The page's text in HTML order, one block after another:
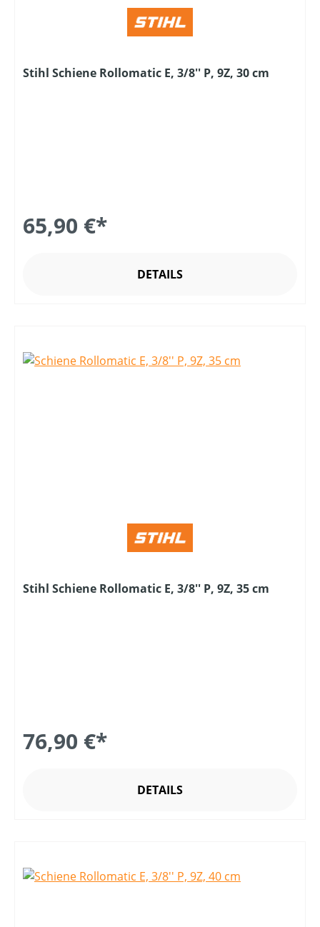
Stihl Schiene Rollomatic E, 3/8'' P, 9Z, 30 cm
65,90 €*
DETAILS
Stihl Schiene Rollomatic E, 3/8'' P, 9Z, 35 cm
76,90 €*
DETAILS